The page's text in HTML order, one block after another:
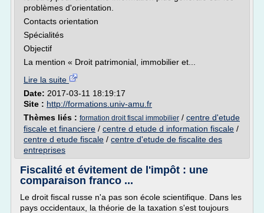
problèmes d'orientation.
Contacts orientation
Spécialités
Objectif
La mention « Droit patrimonial, immobilier et...
Lire la suite
Date: 2017-03-11 18:19:17
Site : http://formations.univ-amu.fr
Thèmes liés : formation droit fiscal immobilier / centre d'etude
fiscale et financiere / centre d etude d information fiscale /
centre d etude fiscale / centre d'etude de fiscalite des
entreprises
Fiscalité et évitement de l'impôt : une
comparaison franco ...
Le droit fiscal russe n'a pas son école scientifique. Dans les
pays occidentaux, la théorie de la taxation s'est toujours